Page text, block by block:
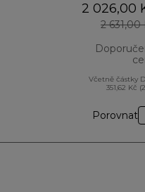
2 026,00
2 631,00
Včetně částky
351,62 Kč
Porovnat